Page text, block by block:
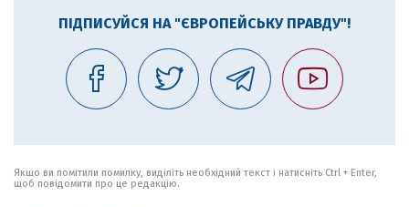
ПІДПИСУЙСЯ НА "ЄВРОПЕЙСЬКУ ПРАВДУ"!
Якщо ви помітили помилку, виділіть необхідний текст і натисніть Ctrl + Enter,
щоб повідомити про це редакцію.